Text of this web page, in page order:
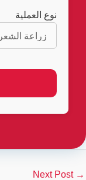
نوع العملية
Next Post →